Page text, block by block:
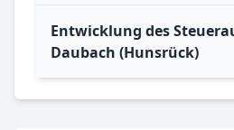
Entwicklung des
Daubach (Hunsrück)